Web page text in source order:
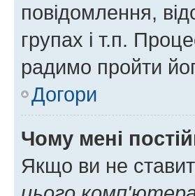
повідомлення,
групах і т.п.
радимо пройти
Догори
Чому мені
Якщо ви не